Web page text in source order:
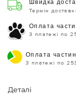
Швидка
Термін
Оплата
3 платежі по
Оплата
3 платежі по
Деталі